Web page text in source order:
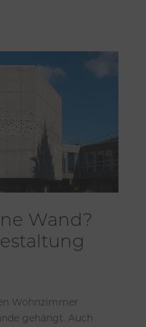
Wand?
Wohnzimmer
gehängt. Auch